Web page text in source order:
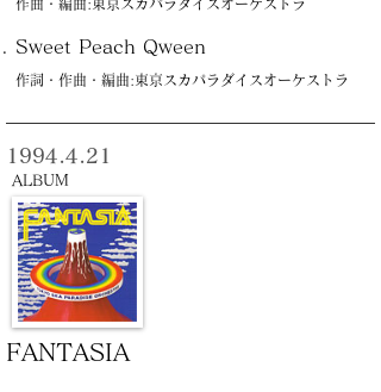
作曲・編曲:東京スカパラダイスオーケストラ
Sweet Peach Qween
作詞・作曲・編曲:東京スカパラダイスオーケストラ
FANTASIA
1994.4.21
ALBUM